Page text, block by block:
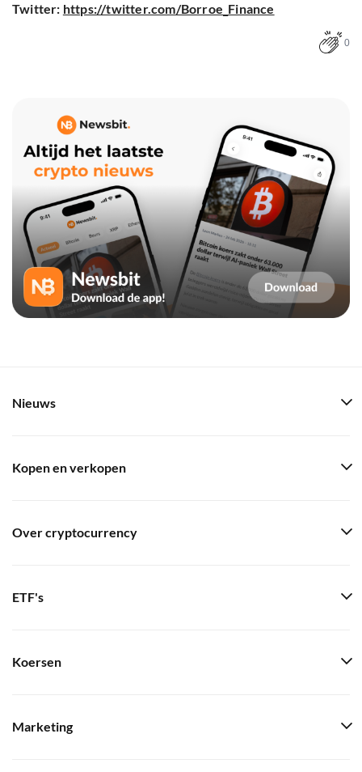
Twitter: https://twitter.com/Borroe_Finance
0
Nieuws
Kopen en verkopen
Over cryptocurrency
ETF's
Koersen
Marketing